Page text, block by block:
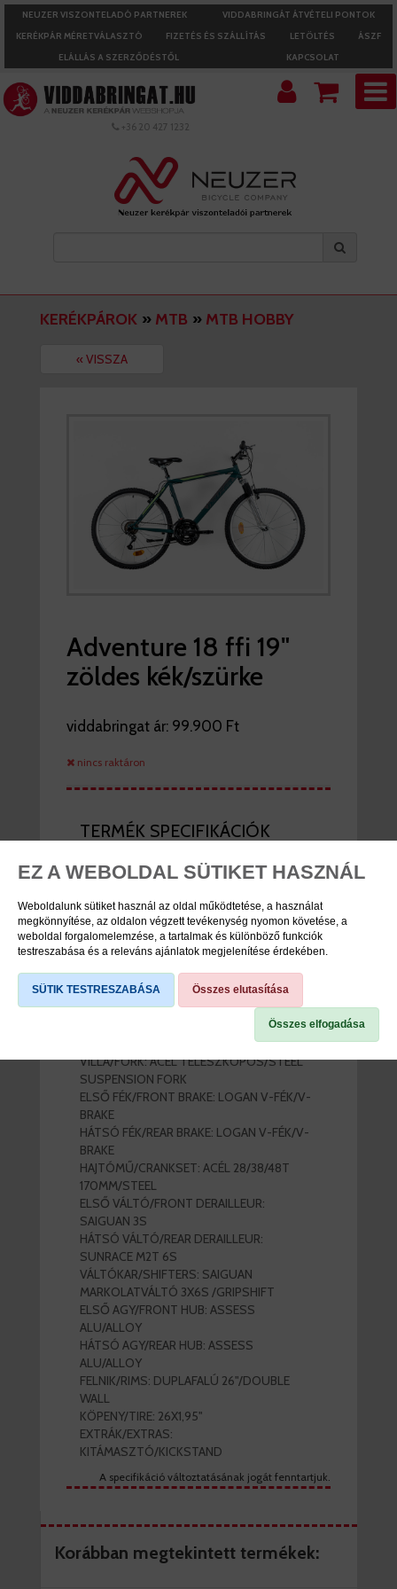
EZ A WEBOLDAL SÜTIKET HASZNÁL
Weboldalunk sütiket használ az oldal működtetése, a használat
megkönnyítése, az oldalon végzett tevékenység nyomon követése, a
weboldal forgalomelemzése, a tartalmak és különböző funkciók
testreszabása és a releváns ajánlatok megjelenítése érdekében.
SÜTIK TESTRESZABÁSA Összes elutasítása
Összes elfogadása
NEUZER VISZONTELADÓ PARTNEREK
VIDDABRINGÁT ÁTVÉTELI PONTOK
KERÉKPÁR MÉRETVÁLASZTÓ
FIZETÉS ÉS SZÁLLÍTÁS LETÖLTÉS
ÁSZF
ELÁLLÁS A SZERZŐDÉSTŐL
KAPCSOLAT
+36 20 427 1232
KERÉKPÁROK » MTB » MTB HOBBY
« VISSZA
Adventure 18 ffi 19"
zöldes kék/szürke
viddabringat ár: 99.900 Ft
nincs raktáron
TERMÉK SPECIFIKÁCIÓK
Cikkszám VB2522001004
Márka Neuzer
TERMÉK LEÍRÁS
VILLA/FORK: ACÉL TELESZKÓPOS/STEEL
SUSPENSION FORK
ELSŐ FÉK/FRONT BRAKE: LOGAN V-FÉK/V-
BRAKE
HÁTSÓ FÉK/REAR BRAKE: LOGAN V-FÉK/V-
BRAKE
HAJTÓMŰ/CRANKSET: ACÉL 28/38/48T
170MM/STEEL
ELSŐ VÁLTÓ/FRONT DERAILLEUR:
SAIGUAN 3S
HÁTSÓ VÁLTÓ/REAR DERAILLEUR:
SUNRACE M2T 6S
VÁLTÓKAR/SHIFTERS: SAIGUAN
MARKOLATVÁLTÓ 3X6S /GRIPSHIFT
ELSŐ AGY/FRONT HUB: ASSESS
ALU/ALLOY
HÁTSÓ AGY/REAR HUB: ASSESS
ALU/ALLOY
FELNIK/RIMS: DUPLAFALÚ 26"/DOUBLE
WALL
KÖPENY/TIRE: 26X1,95"
EXTRÁK/EXTRAS:
KITÁMASZTÓ/KICKSTAND
A specifikáció változtatásának jogát fenntartjuk.
Korábban megtekintett termékek: